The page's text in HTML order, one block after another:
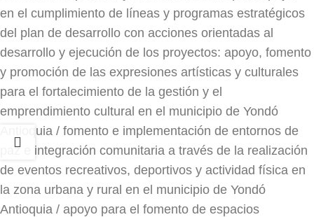
en el cumplimiento de líneas y programas estratégicos
del plan de desarrollo con acciones orientadas al
desarrollo y ejecución de los proyectos: apoyo, fomento
y promoción de las expresiones artísticas y culturales
para el fortalecimiento de la gestión y el
emprendimiento cultural en el municipio de Yondó
Antioquia / fomento e implementación de entornos de
paz e integración comunitaria a través de la realización
de eventos recreativos, deportivos y actividad física en
la zona urbana y rural en el municipio de Yondó
Antioquia / apoyo para el fomento de espacios